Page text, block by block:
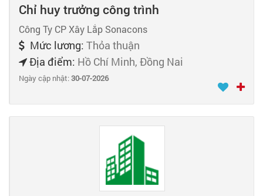
Chỉ huy trưởng công trình
Công Ty CP Xây Lắp Sonacons
Mức lương: Thỏa thuận
Địa điểm: Hồ Chí Minh, Đồng Nai
Ngày cập nhật:30-07-2026